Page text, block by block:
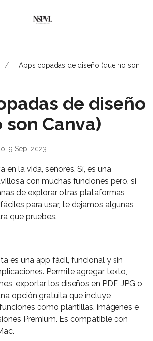
Apps copadas de diseño (que no son
de diseño
son Canva)
9 Sep. 2023
en la vida, señores. Sí, es una
con muchas funciones pero, si
de explorar otras plataformas
para usar, te dejamos algunas
que pruebes.
es una app fácil, funcional y sin
Permite agregar texto,
exportar los diseños en PDF, JPG o
opción gratuita que incluye
como plantillas, imágenes e
Premium. Es compatible con